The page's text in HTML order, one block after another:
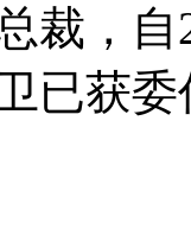
裁，
已获